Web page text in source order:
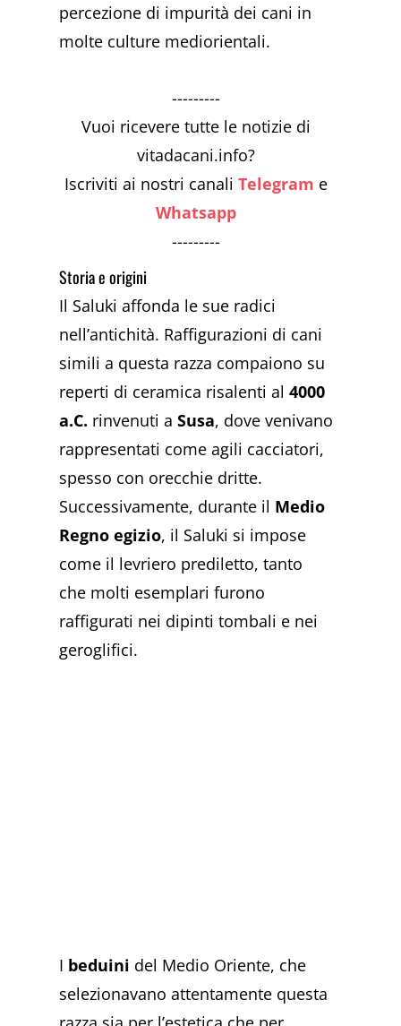
percezione di impurità dei cani in
molte culture mediorientali.
---------
Vuoi ricevere tutte le notizie di
vitadacani.info?
Iscriviti ai nostri canaliTelegram e
Whatsapp
---------
Storia e origini
Il Saluki affonda le sue radici
nell’antichità. Raffigurazioni di cani
simili a questa razza compaiono su
reperti di ceramica risalenti al4000
a.C. rinvenuti aSusa, dove venivano
rappresentati come agili cacciatori,
spesso con orecchie dritte.
Successivamente, durante il Medio
Regno egizio, il Saluki si impose
come il levriero prediletto, tanto
che molti esemplari furono
raffigurati nei dipinti tombali e nei
geroglifici.
I beduini del Medio Oriente, che
selezionavano attentamente questa